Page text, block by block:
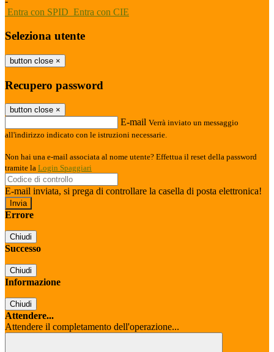
Entra con SPID Entra con CIE
Seleziona utente
button close ×
Recupero password
button close ×
E-mail Verrà inviato un messaggio
all'indirizzo indicato con le istruzioni necessarie.
Non hai una e-mail associata al nome utente? Effettua il reset della password
tramite la Login Spaggiari
E-mail inviata, si prega di controllare la casella di posta elettronica!
Errore
Chiudi
Successo
Chiudi
Informazione
Chiudi
Attendere...
Attendere il completamento dell'operazione...